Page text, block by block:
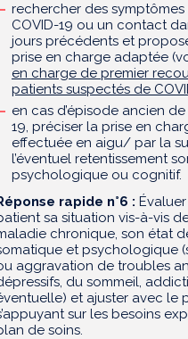
rechercher des symptômes
COVID-19 ou un contact
jours précédents et
prise en charge adaptée
en charge de premier
patients suspectés de
en cas d’épisode ancien de
19, préciser la prise en
effectuée en aigu/ par la
l’éventuel retentissement
psychologique ou cognitif.
rapide n°6 :
sa situation vis-à-vis
chronique, son état
et psychologique
aggravation de troubles
du sommeil,
et ajuster avec le
sur les besoins
de soins.